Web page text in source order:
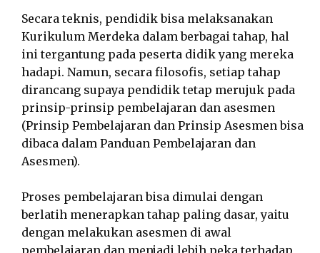
Secara teknis, pendidik bisa melaksanakan
Kurikulum Merdeka dalam berbagai tahap, hal
ini tergantung pada peserta didik yang mereka
hadapi. Namun, secara filosofis, setiap tahap
dirancang supaya pendidik tetap merujuk pada
prinsip-prinsip pembelajaran dan asesmen
(Prinsip Pembelajaran dan Prinsip Asesmen bisa
dibaca dalam Panduan Pembelajaran dan
Asesmen).
Proses pembelajaran bisa dimulai dengan
berlatih menerapkan tahap paling dasar, yaitu
dengan melakukan asesmen di awal
pembelajaran dan menjadi lebih peka terhadap